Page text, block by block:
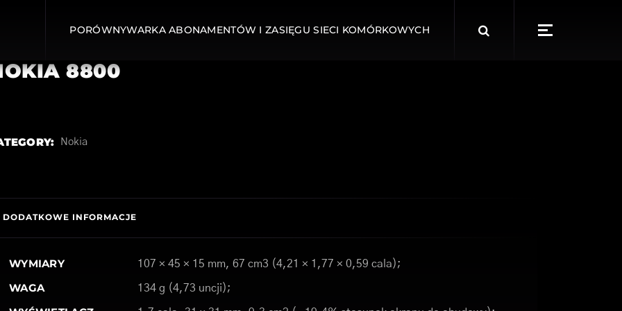
PORÓWNYWARKA ABONAMENTÓW I ZASIĘGU SIECI KOMÓRKOWYCH
for:
8800
Nokia
DODATKOWE INFORMACJE
WYMIARY 107 × 45 × 15 mm, 67 cm3 (4,21 × 1,77 × 0,59 cala);
WAGA 134 g (4,73 uncji);